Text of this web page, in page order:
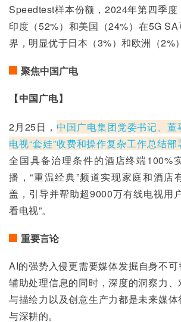
Speedtest样本份额，2024年第四季度
印度（52%）和美国（24%）在5G
界，明显优于日本（3%）和欧洲（2%
聚焦中国广电
【中国广电】
2月25日，中国广电集团党委书记、
电视“套娃”收费和操作复杂工作总结部
全国具备治理条件的酒店终端100%
播，“重温经典”频道实现家庭和酒店
盖，引导并帮助超9000万有线电视用
看电视”。
重要言论
AI的强势入侵更需要媒体发掘自身不
辅助处理信息的同时，深度的洞察力
与描绘力以及创意生产力都是未来媒
与深耕的。